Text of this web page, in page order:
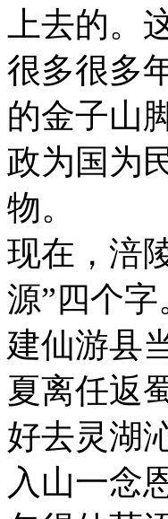
上去的。
很多很多
的金子山
政为国为
物。
现在，涪
源”四个
建仙游县
夏离任返
好去灵湖
入山一念